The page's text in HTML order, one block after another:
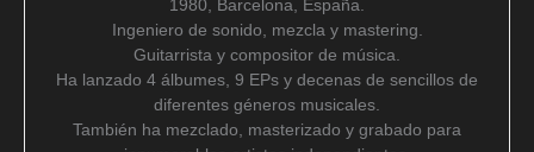
1980, Barcelona, España.
Ingeniero de sonido, mezcla y mastering.
Guitarrista y compositor de música.
Ha lanzado 4 álbumes, 9 EPs y decenas de sencillos de
diferentes géneros musicales.
También ha mezclado, masterizado y grabado para